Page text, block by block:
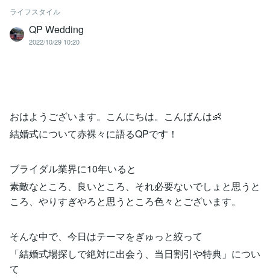
ライフスタイル
QP Wedding
2022/10/29 10:20
おはようございます。こんにちは。こんばんは👶
結婚式について赤裸々に語るQPです！
ブライダル業界に10年いると
素敵なところ、良いところ、それ必要ないでしょと思うと
ころ、やりすぎやろと思うところ色々とございます。
そんな中で、今日はテーマをぎゅっと絞って
「結婚式場探しで絶対に出会う、当日割引や特典」につい
て